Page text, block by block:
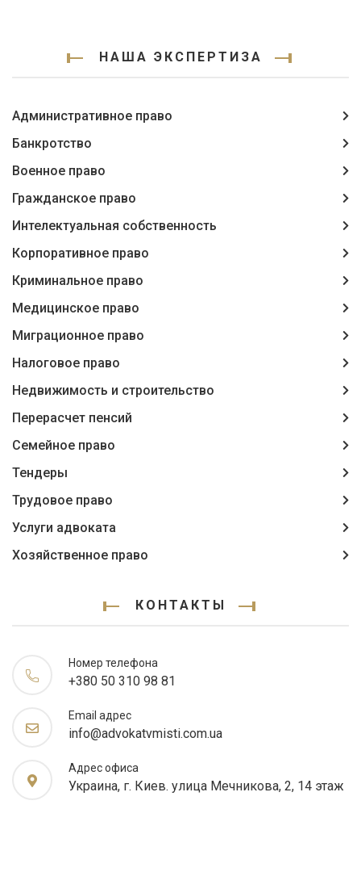
НАША ЭКСПЕРТИЗА
Административное право
Банкротство
Военное право
Гражданское право
Интелектуальная собственность
Корпоративное право
Криминальное право
Медицинское право
Миграционное право
Налоговое право
Недвижимость и строительство
Перерасчет пенсий
Семейное право
Тендеры
Трудовое право
Услуги адвоката
Хозяйственное право
КОНТАКТЫ
Номер телефона
+380 50 310 98 81
Email адрес
info@advokatvmisti.com.ua
Адрес офиса
Украина, г. Киев. улица Мечникова, 2, 14 этаж